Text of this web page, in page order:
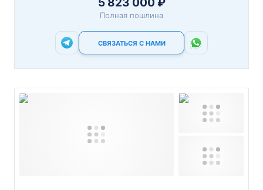
Полная пошлина
СВЯЗАТЬСЯ С НАМИ